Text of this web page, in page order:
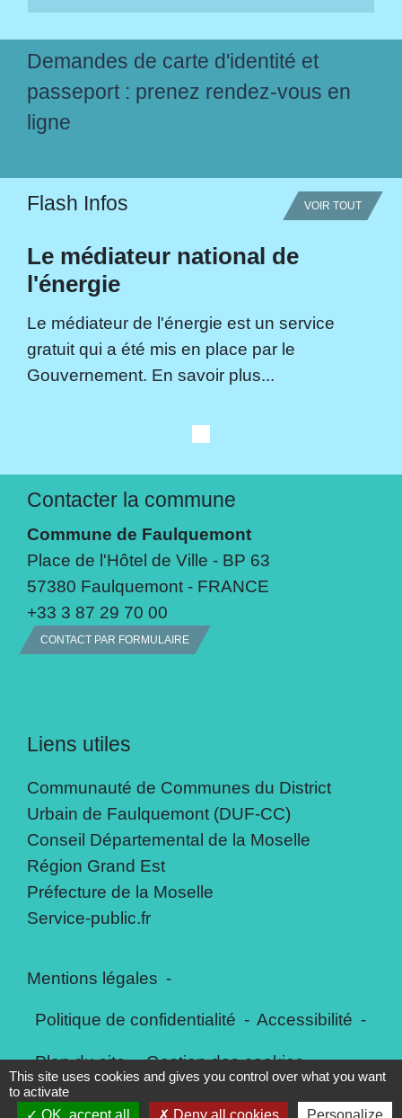
Demandes de carte d'identité et
passeport : prenez rendez-vous en
ligne
Flash Infos VOIR TOUT
Le médiateur national de
l'énergie
Le médiateur de l'énergie est un service
gratuit qui a été mis en place par le
Gouvernement. En savoir plus...
Contacter la commune
Commune de Faulquemont
Place de l'Hôtel de Ville - BP 63
57380 Faulquemont - FRANCE
+33 3 87 29 70 00
CONTACT PAR FORMULAIRE
Liens utiles
Communauté de Communes du District
Urbain de Faulquemont (DUF-CC)
Conseil Départemental de la Moselle
Région Grand Est
Préfecture de la Moselle
Service-public.fr
Mentions légales -
Politique de confidentialité - Accessibilité -
Plan du site - Gestion des cookies
This site uses cookies and gives you control over what you want
to activate
OK, accept all
Deny all cookies Personalize